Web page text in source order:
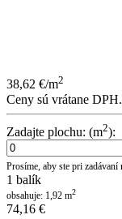
38,62 €/m2
Ceny sú vrátane DPH.
Zadajte plochu: (m2):
Prosíme, aby ste pri
1 balík
obsahuje: 1,92 m2
74,16 €